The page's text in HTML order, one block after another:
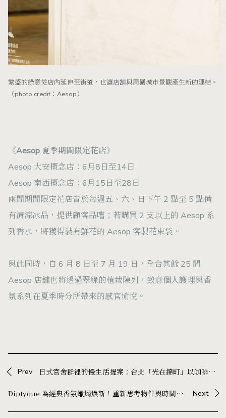
繁盛的綠意從店內延伸至街道，也讓店舖與周圍城市景觀產生新的連結。
（photo credit：Aesop）
《Aesop 夏季期間限定花店》
Aesop 大安概念店：6月8日至14日
Aesop 南西概念店：6月15日至28日
兩間期間限定花店皆於每週五、六、日下午 2 點至 5 點備
有清涼冰品，提供顧客品嚐；若購買 2 支以上的 Aesop 系
列香水，將獲得裝有鮮花的 Aesop 客製花束袋。
與此同時，自 6 月 8 日至 7 月 19 日，全台其餘 25 間
Aesop 店舖也將透過翠綠的植栽陳列，致意個人護理與香
氛系列在夏季時分所帶來的感官愉悅。
Prev 日式官舍群裡的慢生活提案：台北「光在錦町」以咖啡、聲音與展覽等風格場域打開五感體驗
Diptyque 為經典香氛蠟燭煥新！重新思考物件與時間的關係 Next